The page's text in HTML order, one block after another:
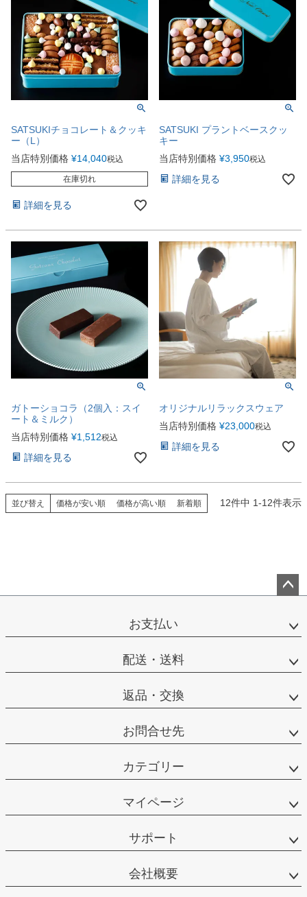
SATSUKIチョコレート＆クッキ
ー（L）
当店特別価格 ¥14,040税込
在庫切れ
詳細を見る
SATSUKI プラントベースクッ
キー
当店特別価格 ¥3,950税込
詳細を見る
ガトーショコラ（2個入：スイ
ート＆ミルク）
当店特別価格 ¥1,512税込
詳細を見る
オリジナルリラックスウェア
当店特別価格 ¥23,000税込
詳細を見る
並び替え 価格が安い順 価格が高い順 新着順 12件中 1-12件表示
ップ
お支払い
配送・送料
返品・交換
お問合せ先
カテゴリー
マイページ
サポート
会社概要